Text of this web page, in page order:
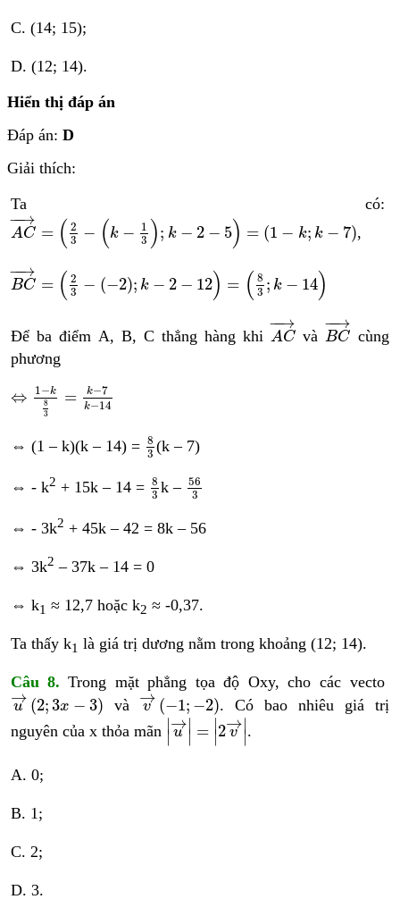
C. (14; 15);
D. (12; 14).
Hiển thị đáp án
Đáp án: D
Giải thích:
Ta có:
−
−→
AC = ( 2
3 − (k − 1
3 ); k − 2 − 5) = (1 − k; k − 7)
AC 2 −1 2 −
,
−
−→
BC = ( 2
3 − (−2); k − 2 − 12) = ( 8
3 ; k − 14)
C→ 2 −
Để ba điểm A, B, C thẳng hàng khi
−
−→
AC
C
và
−
−→
BC
C→
cùng
phương
⇔ 1−k
8
3
= k−7
k−14
1− k8 k− 7
⇔ (1 – k)(k – 14) = 8
3
8
(k – 7)
⇔ - k2 + 15k – 14 = 8
3
8
k – 56
3
56
⇔ - 3k2 + 45k – 42 = 8k – 56
⇔ 3k2 – 37k – 14 = 0
⇔ k1 ≈ 12,7 hoặc k2 ≈ -0,37.
Ta thấy k1 là giá trị dương nằm trong khoảng (12; 14).
Câu 8. Trong mặt phẳng tọa độ Oxy, cho các vecto
→
u (2;3x − 3)
u→2 ;3x −3
và →
v (−1; −2)
v→−1; −2
. Có bao nhiêu giá trị
nguyên của x thỏa mãn ∣
∣
→
u ∣
∣ = ∣
∣2→
v ∣
∣
u → 2v→
.
A. 0;
B. 1;
C. 2;
D. 3.